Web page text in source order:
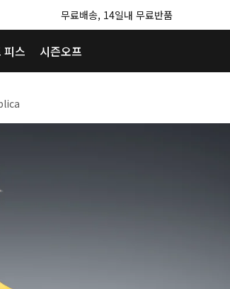
무료배송, 14일내 무료반품
피스 시즌오프